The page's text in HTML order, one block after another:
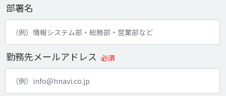
部署名
勤務先メールアドレス 必須